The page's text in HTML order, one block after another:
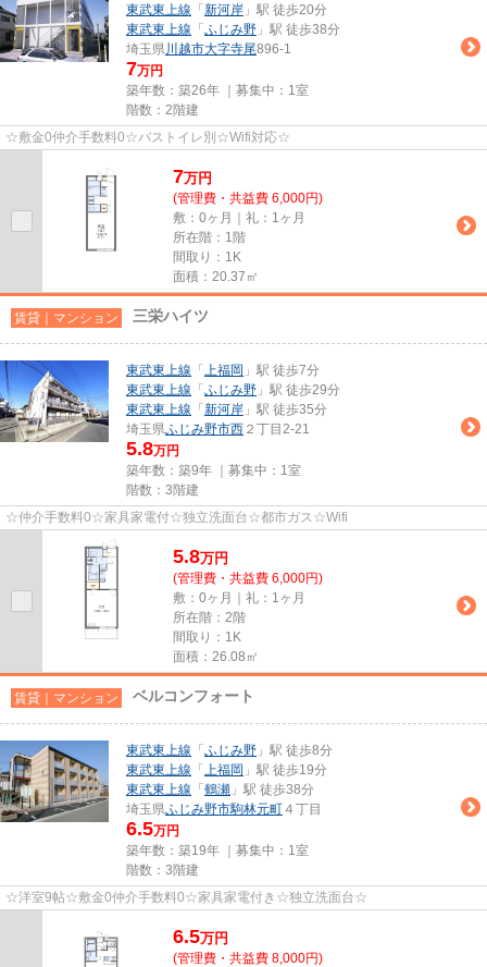
東武東上線 「 新河岸 」駅 徒歩20分
東武東上線 「 ふじみ野 」駅 徒歩38分
埼玉県川越市大字寺尾896-1
7万円
築年数：築26年 ｜募集中： 1室
階数：2階建
☆敷金0仲介手数料0☆バストイレ別☆Wifi対応☆
7万円
(管理費・共益費 6,000円)
敷：0ヶ月｜礼：1ヶ月
所在階：1階
間取り：1K
面積：20.37㎡
賃貸｜マンション 三栄ハイツ
東武東上線 「 上福岡 」駅 徒歩7分
東武東上線 「 ふじみ野 」駅 徒歩29分
東武東上線 「 新河岸 」駅 徒歩35分
埼玉県ふじみ野市西 ２丁目2-21
5.8万円
築年数：築9年 ｜募集中： 1室
階数：3階建
☆仲介手数料0☆家具家電付☆独立洗面台☆都市ガス☆Wifi
5.8万円
(管理費・共益費 6,000円)
敷：0ヶ月｜礼：1ヶ月
所在階：2階
間取り：1K
面積：26.08㎡
賃貸｜マンション ベルコンフォート
東武東上線 「 ふじみ野 」駅 徒歩8分
東武東上線 「 上福岡 」駅 徒歩19分
東武東上線 「 鶴瀬 」駅 徒歩38分
埼玉県ふじみ野市駒林元町 ４丁目
6.5万円
築年数：築19年 ｜募集中： 1室
階数：3階建
☆洋室9帖☆敷金0仲介手数料0☆家具家電付き☆独立洗面台☆
6.5万円
(管理費・共益費 8,000円)